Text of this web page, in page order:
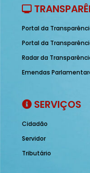
Portal da
Portal da
Radar da
Emendas
SERVIÇOS
Cidadão
Servidor
Tributário